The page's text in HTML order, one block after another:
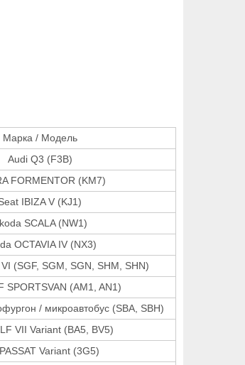
Марка / Модель
Audi Q3 (F3B)
FORMENTOR (KM7)
IBIZA V (KJ1)
SCALA (NW1)
OCTAVIA IV (NX3)
(SGF, SGM, SGN, SHM, SHN)
SPORTSVAN (AM1, AN1)
/ микроавтобус (SBA, SBH)
VII Variant (BA5, BV5)
Variant (3G5)